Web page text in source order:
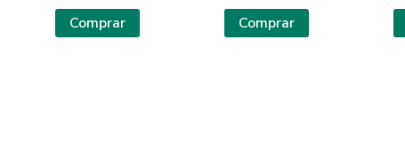
Comprar Comprar